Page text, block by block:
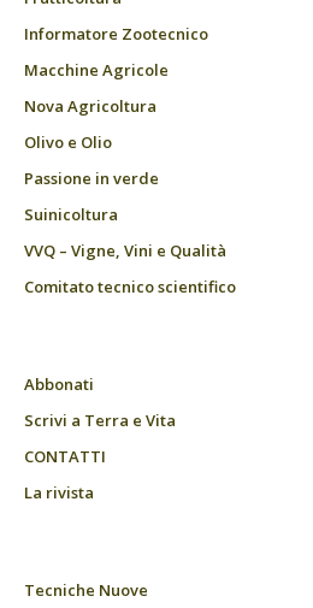
Informatore Zootecnico
Macchine Agricole
Nova Agricoltura
Olivo e Olio
Passione in verde
Suinicoltura
VVQ – Vigne, Vini e Qualità
Comitato tecnico scientifico
Abbonati
Scrivi a Terra e Vita
CONTATTI
La rivista
Tecniche Nuove